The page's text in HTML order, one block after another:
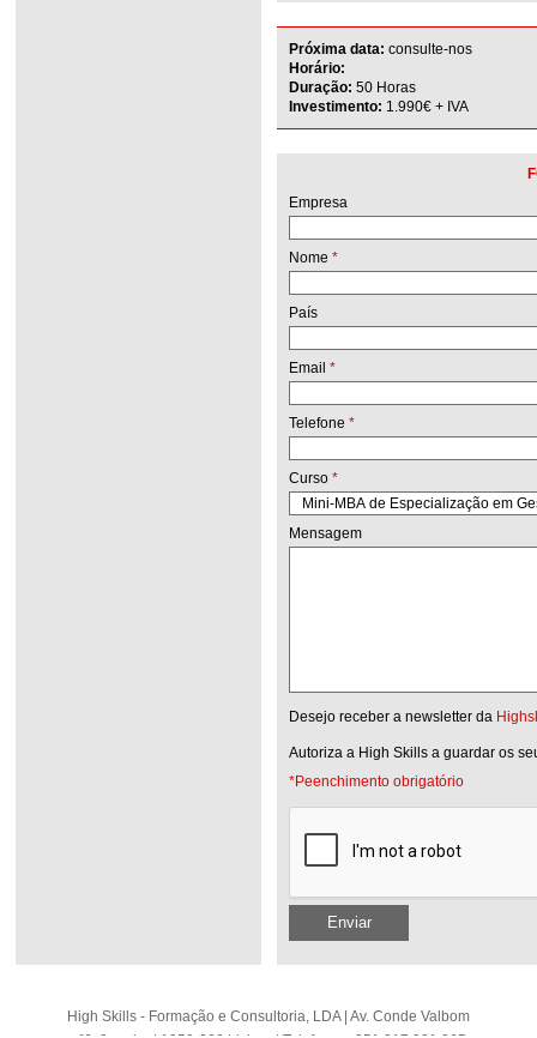
Próxima data: consulte-nos
Horário:
Duração: 50 Horas
Investimento: 1.990€ + IVA
Empresa
Nome *
País
Email *
Telefone *
Curso *
Mensagem
Desejo receber a newsletter da
Autoriza a High Skills a guardar os
*Peenchimento obrigatório
Enviar
High Skills - Formação e Consultoria, LDA | Av. Conde Valbom